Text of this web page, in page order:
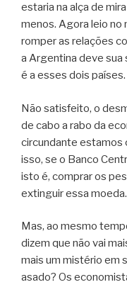
estaria na alça de
menos. Agora leio no
romper as relações
a Argentina deve sua
é a esses dois países.
Não satisfeito, o
de cabo a rabo da
circundante estamos
isso, se o Banco
isto é, comprar os
extinguir essa moeda.
Mas, ao mesmo
dizem que não vai
mais um mistério em
asado? Os